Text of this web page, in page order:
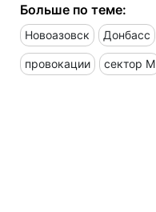
Больше по теме:
Новоазовск Донбасс
провокации сектор М